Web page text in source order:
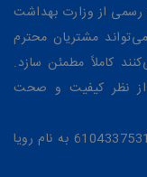
از وزارت بهداشت
مشتریان محترم
کاملاً مطمئن سازد.
از نظر کیفیت و صحت
شماره کارت جهت خرید محصولات : 6104337531945416 به نام رویا